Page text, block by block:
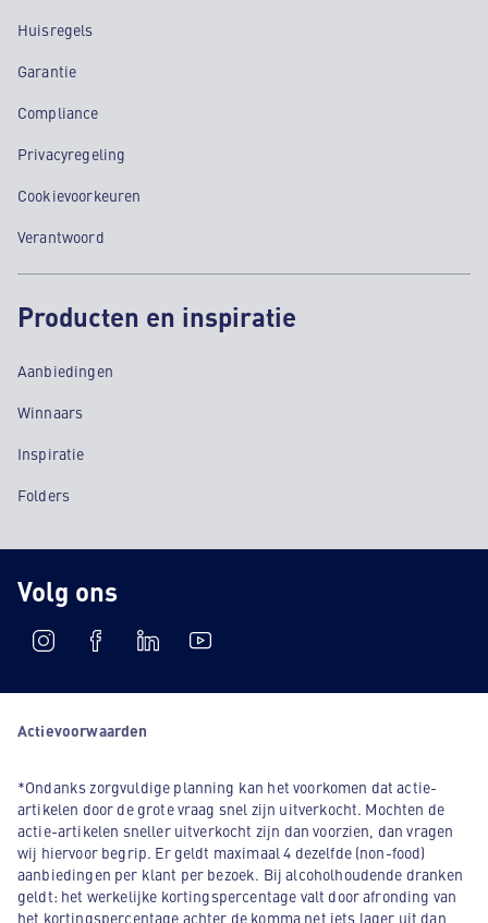
Huisregels
Garantie
Compliance
Privacyregeling
Cookievoorkeuren
Verantwoord
Producten en inspiratie
Aanbiedingen
Winnaars
Inspiratie
Folders
Volg ons
Actievoorwaarden
*Ondanks zorgvuldige planning kan het voorkomen dat actie-
artikelen door de grote vraag snel zijn uitverkocht. Mochten de
actie-artikelen sneller uitverkocht zijn dan voorzien, dan vragen
wij hiervoor begrip. Er geldt maximaal 4 dezelfde (non-food)
aanbiedingen per klant per bezoek. Bij alcoholhoudende dranken
geldt: het werkelijke kortingspercentage valt door afronding van
het kortingspercentage achter de komma net iets lager uit dan